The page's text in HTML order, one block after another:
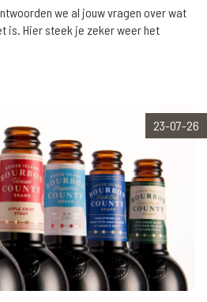
we al jouw vragen over wat
is. Hier steek je zeker weer het
23-07-26